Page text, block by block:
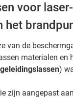
voor
het
van de
materialen en
)
zijn aangepast